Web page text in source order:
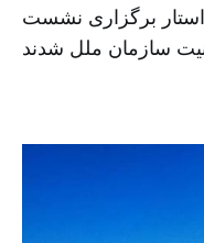
برگزاری نشست